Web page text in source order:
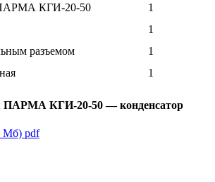
КГИ-20-50
1
1
разъемом
1
1
ПАРМА КГИ-20-50 — конденсатор
Мб) pdf